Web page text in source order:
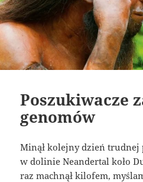
Poszukiwacze
genomów
Minął kolejny dzień trudnej
w dolinie Neandertal koło
raz machnął kilofem,